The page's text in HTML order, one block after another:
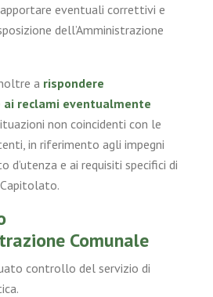
eventuali correttivi e
dell’Amministrazione
a rispondere
reclami eventualmente
non coincidenti con le
in riferimento agli impegni
d’utenza e ai requisiti specifici di
Comunale
controllo del servizio di